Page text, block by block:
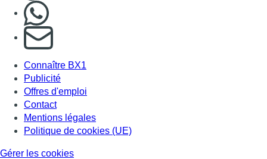
S'abonner à notre newsletter
Connaître BX1
Publicité
Offres d'emploi
Contact
Mentions légales
Politique de cookies (UE)
Gérer les cookies